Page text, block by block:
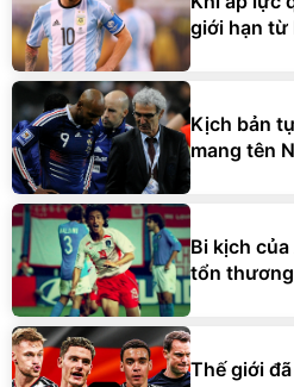
giới hạn từ
Kịch bản
mang tên
Bi kịch
tổn
Thế giới